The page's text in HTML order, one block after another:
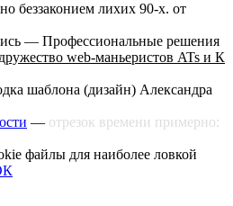
беззаконием лихих 90-х. от
— Профессиональные решения
web-маньеристов ATs и К
шаблона (дизайн) Александра
— отрезок времени примерно:
файлы для наиболее ловкой